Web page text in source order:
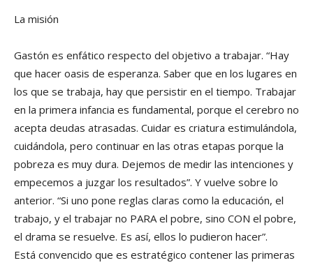
La misión
Gastón es enfático respecto del objetivo a trabajar. “Hay
que hacer oasis de esperanza. Saber que en los lugares en
los que se trabaja, hay que persistir en el tiempo. Trabajar
en la primera infancia es fundamental, porque el cerebro no
acepta deudas atrasadas. Cuidar es criatura estimulándola,
cuidándola, pero continuar en las otras etapas porque la
pobreza es muy dura. Dejemos de medir las intenciones y
empecemos a juzgar los resultados”. Y vuelve sobre lo
anterior. “Si uno pone reglas claras como la educación, el
trabajo, y el trabajar no PARA el pobre, sino CON el pobre,
el drama se resuelve. Es así, ellos lo pudieron hacer”.
Está convencido que es estratégico contener las primeras